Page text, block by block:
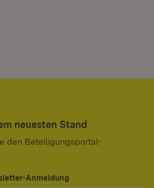
neuesten Stand
den Beteiligungsportal-
Anmeldung